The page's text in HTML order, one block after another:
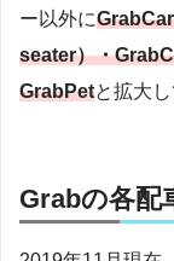
ー以外に
seater）・
GrabPetと拡大し
Grabの各配